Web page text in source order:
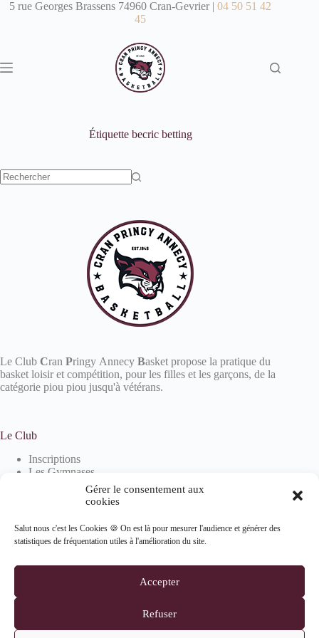
Gérer le consentement aux
cookies
Salut nous c'est les Cookies 🍪 On est là pour mesurer l'audience et générer des
statistiques de fréquentation utiles à l'amélioration du site.
Accepter
Refuser
Passer
5 rue Georges Brassens 74960 Cran-Gevrier |04 50 51 42
45
Étiquettebecric betting
Le Club Cran Pringy Annecy Basket propose la pratique du
basket loisir et compétition, pour les filles et les garçons, de la
catégorie piou piou jusqu'à vétérans.
Le Club
Inscriptions
Les Gymnases
Devenir partenaire
Informations
Mentions Légales
Politique de confidentialité
Suivez-nous